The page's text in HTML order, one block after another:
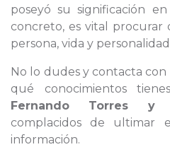
poseyó su significación
concreto, es vital procurar
persona, vida y
No lo dudes y contacta
qué conocimientos
Fernando Torres y
complacidos de ultimar
información.